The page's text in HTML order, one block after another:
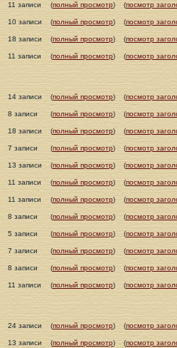
11 записи (полный просмотр) (посмотр
10 записи (полный просмотр) (посмотр
18 записи (полный просмотр) (посмотр
11 записи (полный просмотр) (посмотр
14 записи (полный просмотр) (посмотр
8 записи (полный просмотр) (посмотр
18 записи (полный просмотр) (посмотр
7 записи (полный просмотр) (посмотр
13 записи (полный просмотр) (посмотр
11 записи (полный просмотр) (посмотр
11 записи (полный просмотр) (посмотр
8 записи (полный просмотр) (посмотр
5 записи (полный просмотр) (посмотр
7 записи (полный просмотр) (посмотр
8 записи (полный просмотр) (посмотр
11 записи (полный просмотр) (посмотр
24 записи (полный просмотр) (посмотр
13 записи (полный просмотр) (посмотр